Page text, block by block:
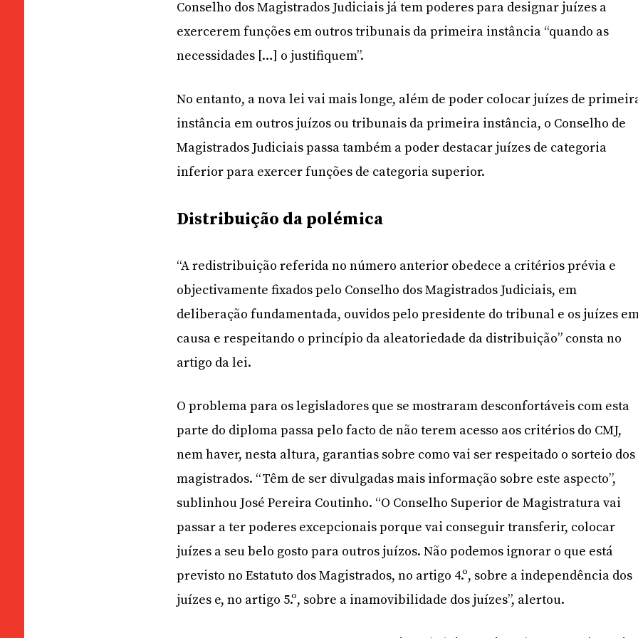
Conselho dos Magistrados Judiciais já tem poderes para designar juízes a
exercerem funções em outros tribunais da primeira instância “quando as
necessidades […] o justifiquem”.
No entanto, a nova lei vai mais longe, além de poder colocar juízes de
instância em outros juízos ou tribunais da primeira instância, o Conselho de
Magistrados Judiciais passa também a poder destacar juízes de categoria
inferior para exercer funções de categoria superior.
Distribuição da polémica
“A redistribuição referida no número anterior obedece a critérios prévia e
objectivamente fixados pelo Conselho dos Magistrados Judiciais, em
deliberação fundamentada, ouvidos pelo presidente do tribunal e os juízes
causa e respeitando o princípio da aleatoriedade da distribuição” consta no
artigo da lei.
O problema para os legisladores que se mostraram desconfortáveis com esta
parte do diploma passa pelo facto de não terem acesso aos critérios do CMJ,
nem haver, nesta altura, garantias sobre como vai ser respeitado o sorteio dos
magistrados. “Têm de ser divulgadas mais informação sobre este aspecto”,
sublinhou José Pereira Coutinho. “O Conselho Superior de Magistratura vai
passar a ter poderes excepcionais porque vai conseguir transferir, colocar
juízes a seu belo gosto para outros juízos. Não podemos ignorar o que está
previsto no Estatuto dos Magistrados, no artigo 4.º, sobre a independência dos
juízes e, no artigo 5.º, sobre a inamovibilidade dos juízes”, alertou.